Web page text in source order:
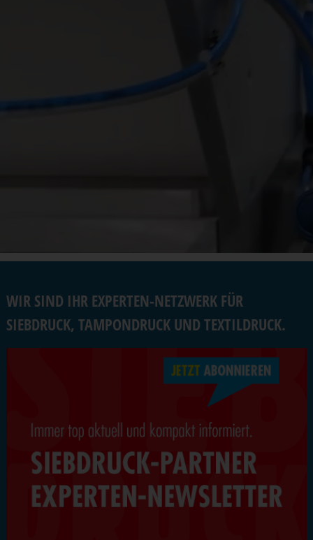
WIR SIND IHR EXPERTEN-NETZWERK FÜR
SIEBDRUCK, TAMPONDRUCK UND TEXTILDRUCK.